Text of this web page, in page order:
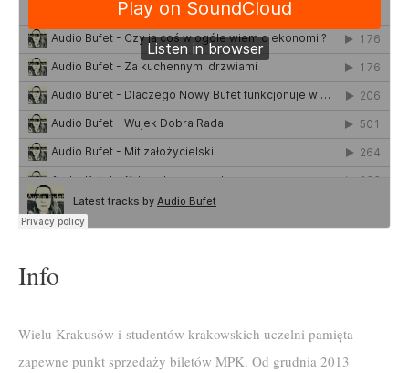
Info
Wielu Krakusów i studentów krakowskich uczelni pamięta
zapewne punkt sprzedaży biletów MPK. Od grudnia 2013